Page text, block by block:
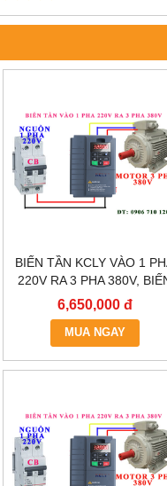
BIẾN TẦN KCLY VÀO 1
220V RA 3 PHA 380V,
TẦN KCLY KOC600-
7R5GT3-B
6,650,000 đ
MUA NGAY